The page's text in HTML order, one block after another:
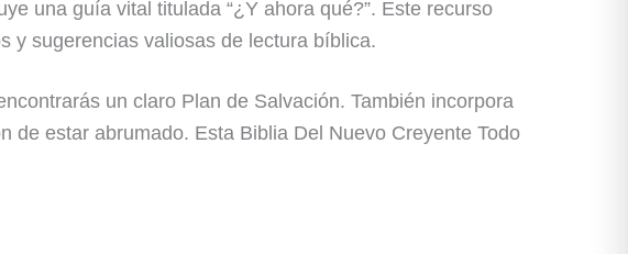
una guía vital titulada “¿Y ahora qué?”. Este recurso
y sugerencias valiosas de lectura bíblica.
un claro Plan de Salvación. También incorpora
de estar abrumado. Esta Biblia Del Nuevo Creyente Todo